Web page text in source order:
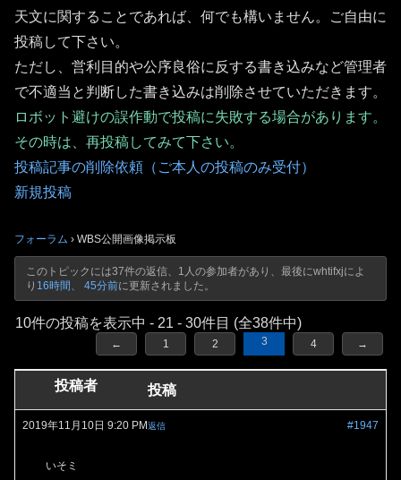
天文に関することであれば、何でも構いません。ご自由に
投稿して下さい。
ただし、営利目的や公序良俗に反する書き込みなど管理者
で不適当と判断した書き込みは削除させていただきます。
ロボット避けの誤作動で投稿に失敗する場合があります。
その時は、再投稿してみて下さい。
投稿記事の削除依頼（ご本人の投稿のみ受付）
新規投稿
フォーラム › WBS公開画像掲示板
このトピックには37件の返信、1人の参加者があり、最後にwhtifxjによ
り 16時間、 45分前に更新されました。
10件の投稿を表示中 - 21 - 30件目 (全38件中)
← 1 2 3 4 →
投稿者 投稿
2019年11月10日 9:20 PM #1947
返信
いそミ